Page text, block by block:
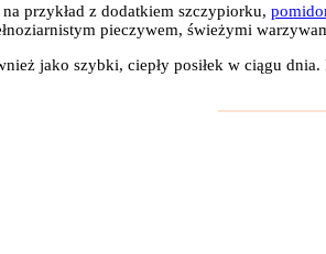
przykład z dodatkiem szczypiorku,
pieczywem, świeżymi
jako szybki, ciepły posiłek w ciągu